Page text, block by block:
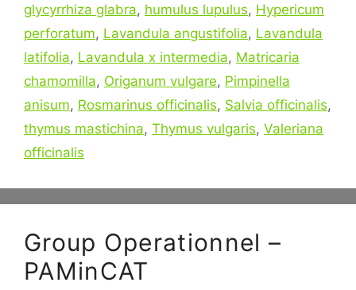
glycyrrhiza glabra, humulus lupulus, Hypericum
perforatum, Lavandula angustifolia, Lavandula
latifolia, Lavandula x intermedia, Matricaria
chamomilla, Origanum vulgare, Pimpinella
anisum, Rosmarinus officinalis, Salvia officinalis,
thymus mastichina, Thymus vulgaris, Valeriana
officinalis
Group Operationnel –
PAMinCAT